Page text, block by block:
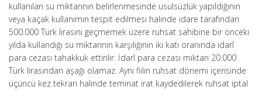
kullanılan su miktarının belirlenmesinde usulsüzlük yapıldığının
veya kaçak kullanımın tespit edilmesi halinde idare tarafından
500.000 Türk lirasını geçmemek üzere ruhsat sahibine bir önceki
yılda kullandığı su miktarının karşılığının iki katı oranında idarî
para cezası tahakkuk ettirilir. İdarî para cezası miktarı 20.000
Türk lirasından aşağı olamaz. Aynı fiilin ruhsat dönemi içerisinde
üçüncü kez tekrarı halinde teminat irat kaydedilerek ruhsat iptal